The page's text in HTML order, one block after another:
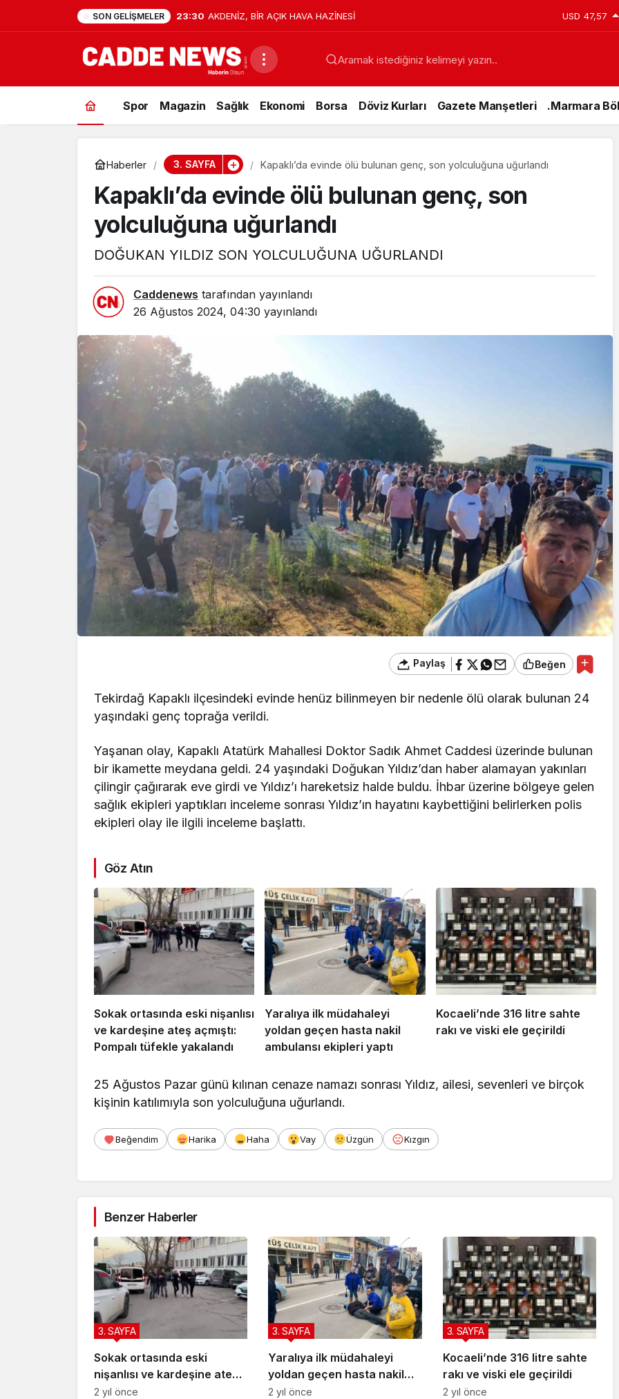
SON GELIŞMELER 23:30 AKDENİZ, BİR AÇIK HAVA HAZİNESİ USD 47,57
Aramak istediğiniz kelimeyi yazın..
Spor Magazin Sağlık Ekonomi Borsa Döviz Kurları Gazete Manşetleri .Marmara
Haberler 3. SAYFA Kapaklı’da evinde ölü bulunan genç, son yolculuğuna uğurlandı
Kapaklı’da evinde ölü bulunan genç, son
yolculuğuna uğurlandı
DOĞUKAN YILDIZ SON YOLCULUĞUNA UĞURLANDI
Caddenews tarafından yayınlandı
26 Ağustos 2024, 04:30 yayınlandı
Paylaş Beğen
Tekirdağ Kapaklı ilçesindeki evinde henüz bilinmeyen bir nedenle ölü olarak bulunan 24
yaşındaki genç toprağa verildi.
Yaşanan olay, Kapaklı Atatürk Mahallesi Doktor Sadık Ahmet Caddesi üzerinde bulunan
bir ikamette meydana geldi. 24 yaşındaki Doğukan Yıldız’dan haber alamayan yakınları
çilingir çağırarak eve girdi ve Yıldız’ı hareketsiz halde buldu. İhbar üzerine bölgeye gelen
sağlık ekipleri yaptıkları inceleme sonrası Yıldız’ın hayatını kaybettiğini belirlerken polis
ekipleri olay ile ilgili inceleme başlattı.
Göz Atın
Sokak ortasında eski nişanlısı
ve kardeşine ateş açmıştı:
Pompalı tüfekle yakalandı
Yaralıya ilk müdahaleyi
yoldan geçen hasta nakil
ambulansı ekipleri yaptı
Kocaeli’nde 316 litre sahte
rakı ve viski ele geçirildi
25 Ağustos Pazar günü kılınan cenaze namazı sonrası Yıldız, ailesi, sevenleri ve birçok
kişinin katılımıyla son yolculuğuna uğurlandı.
Beğendim Harika Haha Vay Üzgün Kızgın
Benzer Haberler
Sokak ortasında eski
nişanlısı ve kardeşine ateş
açmıştı: Pompalı tüfekle
3. SAYFA
2 yıl önce
Yaralıya ilk müdahaleyi
yoldan geçen hasta nakil
ambulansı ekipleri yaptı
3. SAYFA
2 yıl önce
Kocaeli’nde 316 litre sahte
rakı ve viski ele geçirildi
3. SAYFA
2 yıl önce